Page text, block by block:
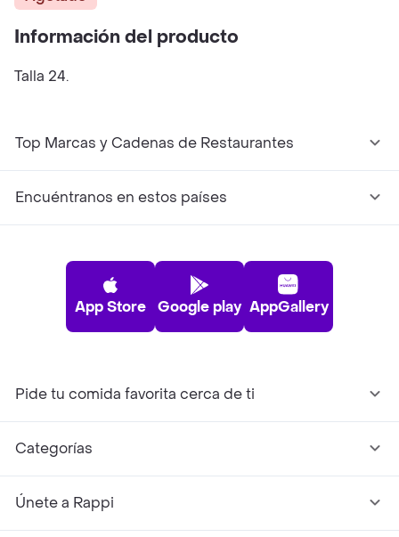
Información del producto
Talla 24.
Top Marcas y Cadenas de Restaurantes
Encuéntranos en estos países
App Store Google play AppGallery
Pide tu comida favorita cerca de ti
Categorías
Únete a Rappi